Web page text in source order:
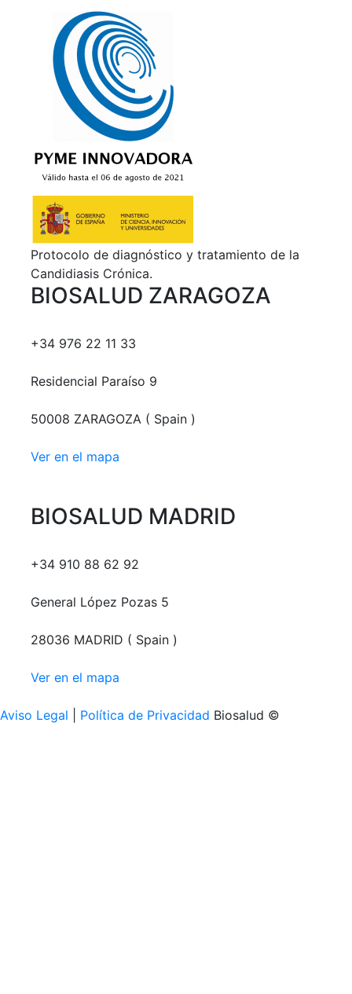
Protocolo de diagnóstico y tratamiento de la
Candidiasis Crónica.
BIOSALUD ZARAGOZA
+34 976 22 11 33
Residencial Paraíso 9
50008 ZARAGOZA ( Spain )
Ver en el mapa
BIOSALUD MADRID
+34 910 88 62 92
General López Pozas 5
28036 MADRID ( Spain )
Ver en el mapa
Aviso Legal Política de Privacidad Biosalud ©